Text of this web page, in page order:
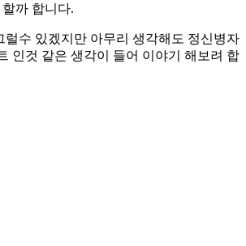
까 합니다.
럴수 있겠지만 아무리 생각해도 정신병자
인것 같은 생각이 들어 이야기 해보려 합